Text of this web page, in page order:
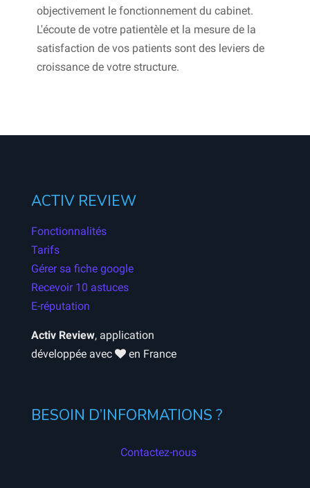
objectivement le fonctionnement du cabinet.
L'écoute de votre patientèle et la mesure de la
satisfaction de vos patients sont des leviers de
croissance de votre structure.
ACTIV REVIEW
Fonctionnalités
Tarifs
Gérer sa fiche google
Recevoir 10 astuces
E-réputation
Activ Review, application
développée avec
en France
BESOIN D’INFORMATIONS ?
Contactez-nous